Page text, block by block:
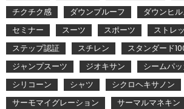
チクチク感
ダウンプルーフ ダウンヒ
セミナー
スーツ スポーツ
ストレ
ステップ認証
スチレン
スタンダード
ジャンプスーツ
ジオキサン
シームパ
シリコーン
シャツ
シクロヘキサノン
サーモマイグレーション
サーマルマネキン